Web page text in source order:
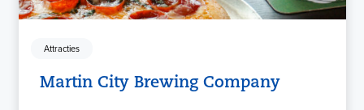
Attracties
Martin City Brewing Company